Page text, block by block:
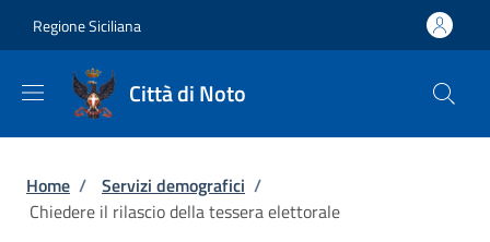
Regione Siciliana
Città di Noto
Briciole di pane
Home / Servizi demografici /
Chiedere il rilascio della tessera elettorale